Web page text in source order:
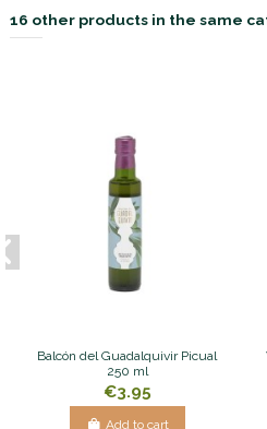
16 other products in the same
Balcón del Guadalquivir Picual
250 ml
€3.95
Add to cart